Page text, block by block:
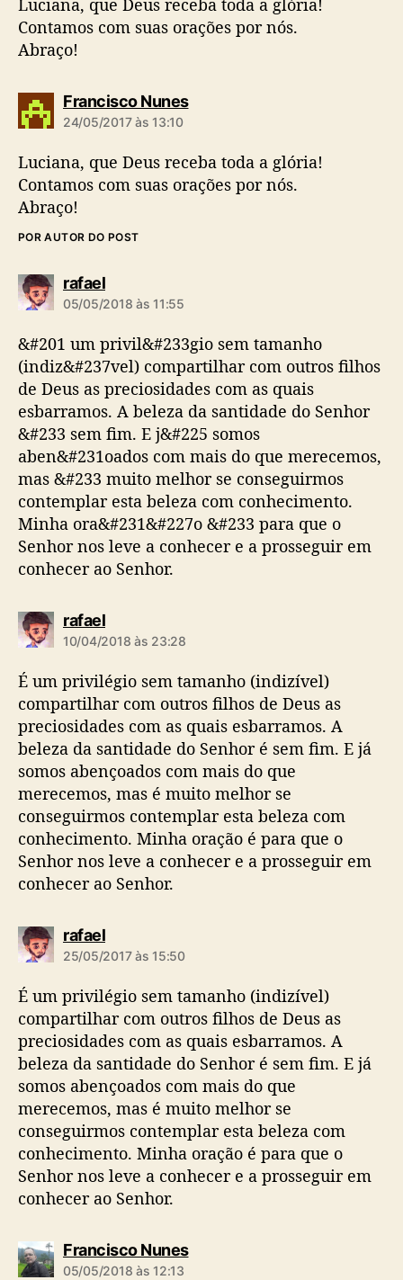
Luciana, que Deus receba toda a glória!
Contamos com suas orações por nós.
Abraço!
Francisco Nunesd
24/05/2017 às 13:10
Luciana, que Deus receba toda a glória!
Contamos com suas orações por nós.
Abraço!
POR AUTOR DO POST
rafaeld
i
05/05/2018 às 11:55
&#201 um privil&#233gio sem tamanho
(indiz&#237vel) compartilhar com outros filhos
de Deus as preciosidades com as quais
esbarramos. A beleza da santidade do Senhor
&#233 sem fim. E j&#225 somos
aben&#231oados com mais do que merecemos,
mas &#233 muito melhor se conseguirmos
contemplar esta beleza com conhecimento.
Minha ora&#231&#227o &#233 para que o
Senhor nos leve a conhecer e a prosseguir em
conhecer ao Senhor.
rafaeld
i
:
10/04/2018 às 23:28
É um privilégio sem tamanho (indizível)
compartilhar com outros filhos de Deus as
preciosidades com as quais esbarramos. A
beleza da santidade do Senhor é sem fim. E já
somos abençoados com mais do que
merecemos, mas é muito melhor se
conseguirmos contemplar esta beleza com
conhecimento. Minha oração é para que o
Senhor nos leve a conhecer e a prosseguir em
conhecer ao Senhor.
rafaeld
i
:
25/05/2017 às 15:50
É um privilégio sem tamanho (indizível)
compartilhar com outros filhos de Deus as
preciosidades com as quais esbarramos. A
beleza da santidade do Senhor é sem fim. E já
somos abençoados com mais do que
merecemos, mas é muito melhor se
conseguirmos contemplar esta beleza com
conhecimento. Minha oração é para que o
Senhor nos leve a conhecer e a prosseguir em
conhecer ao Senhor.
Francisco Nunesd
05/05/2018 às 12:13